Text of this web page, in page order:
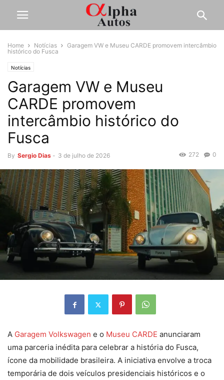
Home Notícias
Garagem VW e Museu CARDE promovem intercâmbio
histórico do Fusca
Notícias
Garagem VW e Museu
CARDE promovem
intercâmbio histórico do
Fusca
By Sergio Dias - 3 de julho de 2026 0
272
A Garagem Volkswagen e o Museu CARDE anunciaram
uma parceria inédita para celebrar a história do Fusca,
ícone da mobilidade brasileira. A iniciativa envolve a troca
temporária de dois veículos presidenciais históricos e o